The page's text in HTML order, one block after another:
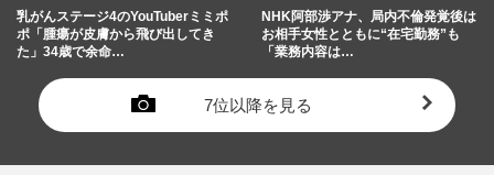
乳がんステージ4のYouTuberミミポ
ポ「腫瘍が皮膚から飛び出してき
た」34歳で余命…
NHK阿部渉アナ、局内不倫発覚後は
お相手女性とともに“在宅勤務”も
「業務内容は…
7位以降を見る